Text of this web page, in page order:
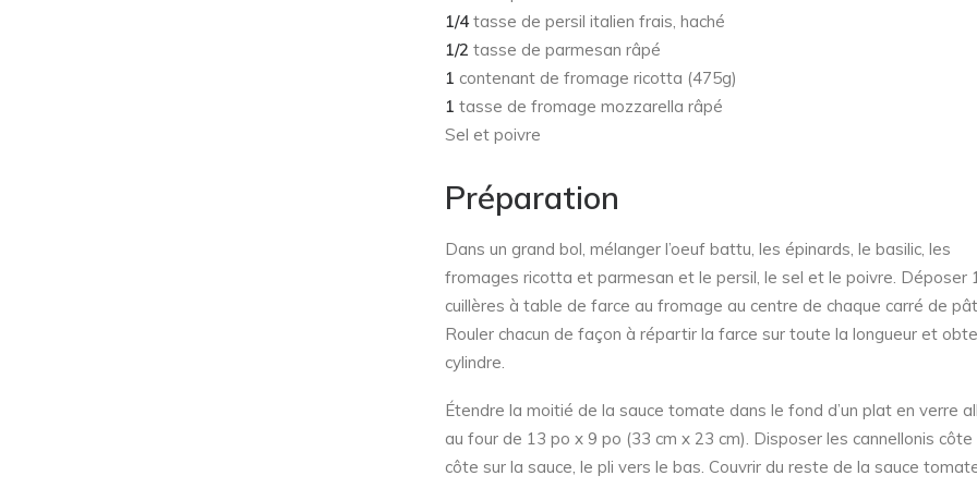
1/4 tasse de persil italien frais, haché
1/2 tasse de parmesan râpé
1 contenant de fromage ricotta (475g)
1 tasse de fromage mozzarella râpé
Sel et poivre
Préparation
Dans un grand bol, mélanger l’oeuf battu, les épinards, le basilic, les
fromages ricotta et parmesan et le persil, le sel et le poivre. Déposer
cuillères à table de farce au fromage au centre de chaque carré de
Rouler chacun de façon à répartir la farce sur toute la longueur et
cylindre.
Étendre la moitié de la sauce tomate dans le fond d’un plat en verre
au four de 13 po x 9 po (33 cm x 23 cm). Disposer les cannellonis côte
côte sur la sauce, le pli vers le bas. Couvrir du reste de la sauce